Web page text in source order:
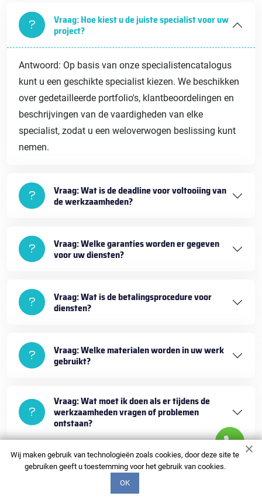
Vraag: Hoe kiest u de juiste specialist voor uw
project?
Antwoord: Op basis van onze specialistencatalogus
kunt u een geschikte specialist kiezen. We beschikken
over gedetailleerde portfolio's, klantbeoordelingen en
beschrijvingen van de vaardigheden van elke
specialist, zodat u een weloverwogen beslissing kunt
nemen.
Vraag: Wat is de deadline voor voltooiing van
de werkzaamheden?
Vraag: Welke garanties worden er gegeven
voor uw diensten?
Vraag: Wat is de betalingsprocedure voor
diensten?
Vraag: Welke materialen worden in uw werk
gebruikt?
Vraag: Wat moet ik doen als er tijdens de
werkzaamheden vragen of problemen
ontstaan?
Wij maken gebruik van technologieën zoals cookies, door deze site te
gebruiken geeft u toestemming voor het gebruik van cookies.
OK